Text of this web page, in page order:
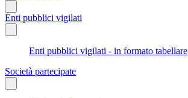
Enti pubblici vigilati
Enti pubblici vigilati - in formato tabellare
Società partecipate